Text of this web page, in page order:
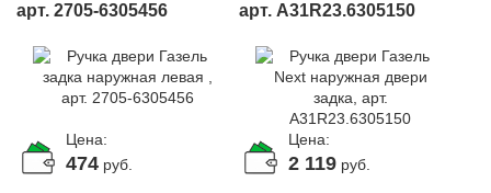
арт. 2705-6305456
Цена:
474 руб.
арт. A31R23.6305150
Цена:
2 119 руб.